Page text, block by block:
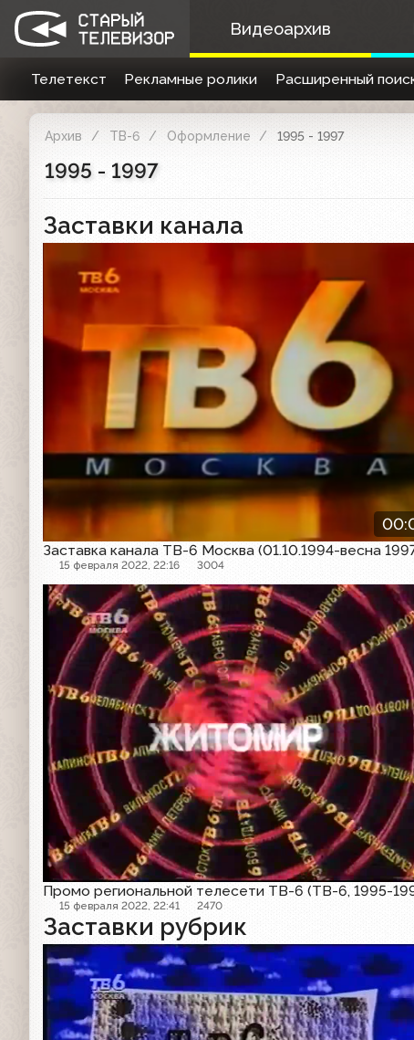
Видеоархив
Телетекст Рекламные ролики Расширенный
Архив ТВ-6 Оформление 1995 - 1997
1995 - 1997
Заставки канала
Заставка канала ТВ-6 Москва (01.10.1994-весна
15 февраля 2022, 22:16 3004
Промо региональной телесети ТВ-6 (ТВ-6, 1995-
15 февраля 2022, 22:41 2470
Проморолик
Заставки рубрик
Заставка